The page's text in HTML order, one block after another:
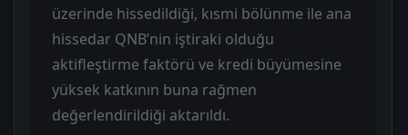
üzerinde hissedildiği, kısmi bölünme ile ana
hissedar QNB’nin iştiraki olduğu
aktifleştirme faktörü ve kredi büyümesine
yüksek katkının buna rağmen
değerlendirildiği aktarıldı.